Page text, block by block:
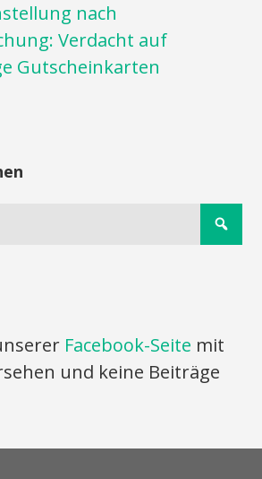
nach
Verdacht auf
Gutscheinkarten
Facebook-Seite mit
und keine Beiträge